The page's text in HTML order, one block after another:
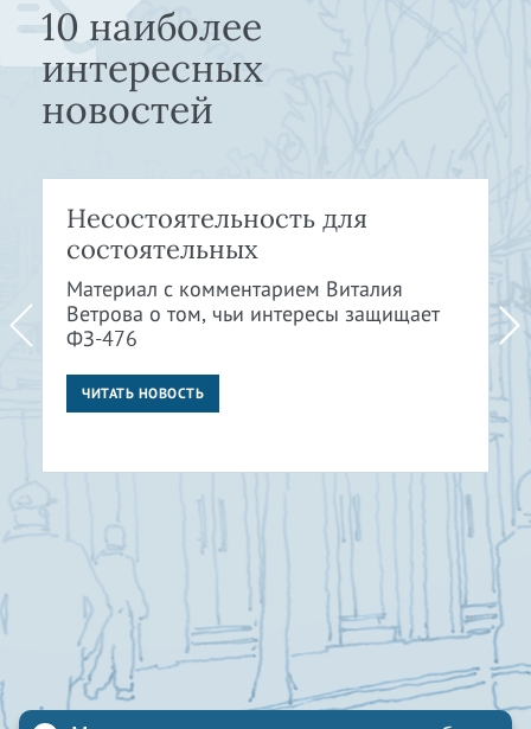
10 наиболее
интересных
новостей
Несостоятельность для
состоятельных
Материал с комментарием Виталия
Ветрова о том, чьи интересы защищает
ФЗ-476
ЧИТАТЬ НОВОСТЬ